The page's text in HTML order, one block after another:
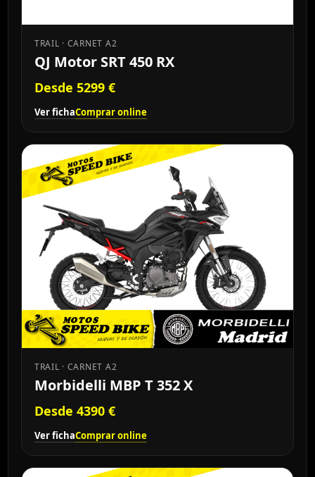
TRAIL · CARNET A2
QJ Motor SRT 450 RX
Desde 5299 €
Ver fichaComprar online
TRAIL · CARNET A2
Morbidelli MBP T 352 X
Desde 4390 €
Ver fichaComprar online